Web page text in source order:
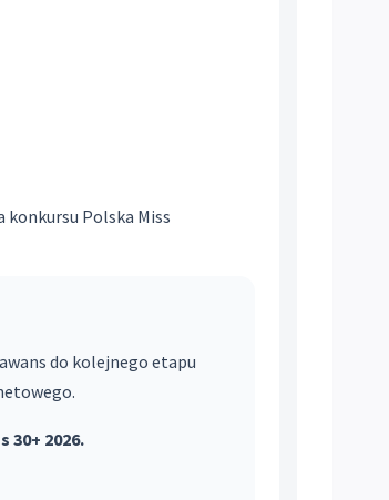
konkursu Polska Miss
do kolejnego etapu
2026.